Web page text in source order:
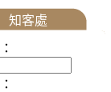
知客處